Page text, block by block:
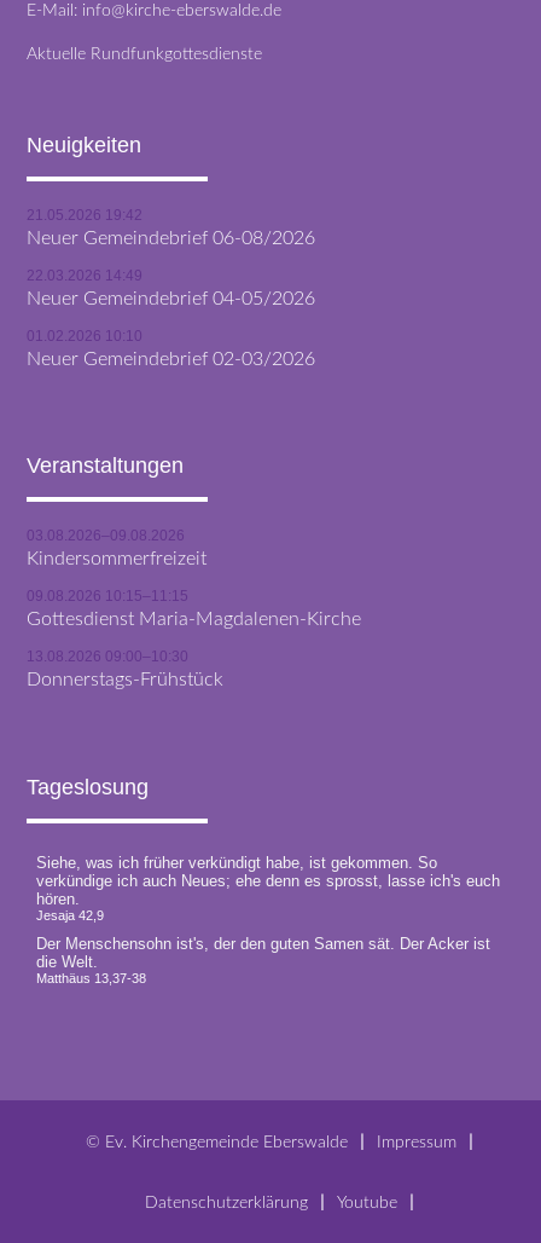
E-Mail: info@kirche-eberswalde.de
Aktuelle Rundfunkgottesdienste
Neuigkeiten
21.05.2026 19:42
Neuer Gemeindebrief 06-08/2026
22.03.2026 14:49
Neuer Gemeindebrief 04-05/2026
01.02.2026 10:10
Neuer Gemeindebrief 02-03/2026
Veranstaltungen
03.08.2026–09.08.2026
Kindersommerfreizeit
09.08.2026 10:15–11:15
Gottesdienst Maria-Magdalenen-Kirche
13.08.2026 09:00–10:30
Donnerstags-Frühstück
Tageslosung
© Ev. Kirchengemeinde Eberswalde Impressum
Datenschutzerklärung Youtube